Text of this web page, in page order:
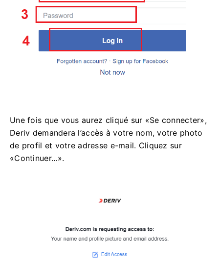
Une fois que vous aurez cliqué sur «Se connecter»,
Deriv demandera l’accès à votre nom, votre photo
de profil et votre adresse e-mail. Cliquez sur
«Continuer…».